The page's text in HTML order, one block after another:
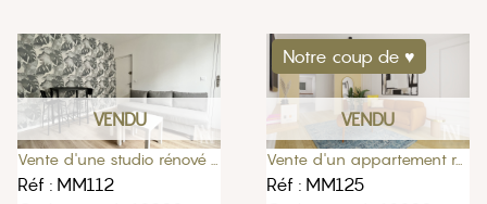
VENDU
Réf : MM112
Notre coup de ♥
VENDU
Vente d'un appartement rénové de 75m2 à Troyes
Réf : MM125